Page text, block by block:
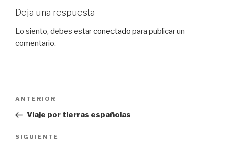
Deja una respuesta
Lo siento, debes estarconectado para publicar un
comentario.
entradas
Entrada
anterior:
ANTERIOR
Viaje por tierras españolas
Siguiente
SIGUIENTE